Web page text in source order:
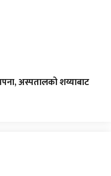
अस्पतालको शय्याबाट